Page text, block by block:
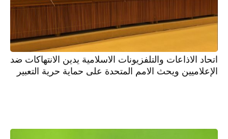
اتحاد الاذاعات والتلفزيونات الاسلامية يدين الانتهاكات ضد
الإعلاميين ويحث الامم المتحدة على حماية حرية التعبير